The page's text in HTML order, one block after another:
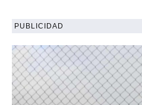
PUBLICIDAD